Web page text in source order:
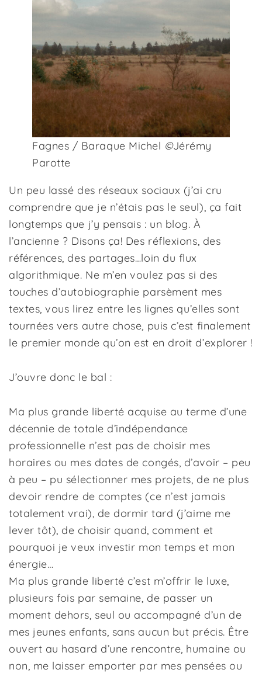
Fagnes / Baraque Michel ©Jérémy
Parotte
Un peu lassé des réseaux sociaux (j’ai cru
comprendre que je n’étais pas le seul), ça fait
longtemps que j’y pensais : un blog. À
l’ancienne ? Disons ça! Des réflexions, des
références, des partages…loin du flux
algorithmique. Ne m’en voulez pas si des
touches d’autobiographie parsèment mes
textes, vous lirez entre les lignes qu’elles sont
tournées vers autre chose, puis c’est finalement
le premier monde qu’on est en droit d’explorer !
J’ouvre donc le bal :
Ma plus grande liberté acquise au terme d’une
décennie de totale d’indépendance
professionnelle n’est pas de choisir mes
horaires ou mes dates de congés, d’avoir – peu
à peu – pu sélectionner mes projets, de ne plus
devoir rendre de comptes (ce n’est jamais
totalement vrai), de dormir tard (j’aime me
lever tôt), de choisir quand, comment et
pourquoi je veux investir mon temps et mon
énergie…
Ma plus grande liberté c’est m’offrir le luxe,
plusieurs fois par semaine, de passer un
moment dehors, seul ou accompagné d’un de
mes jeunes enfants, sans aucun but précis. Être
ouvert au hasard d’une rencontre, humaine ou
non, me laisser emporter par mes pensées ou